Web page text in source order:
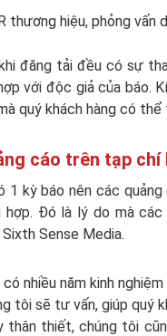
thương hiệu, phỏng vấn
đăng tải đều có sự
với độc giả của báo.
quý khách hàng có
cáo trên tạp
1 kỳ báo nên các
hợp. Đó là lý do mà
Sense Media.
nhiều năm kinh
tôi sẽ tư vấn, giúp quý
thân thiết, chúng tôi